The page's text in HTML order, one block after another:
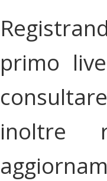
primo
inoltre